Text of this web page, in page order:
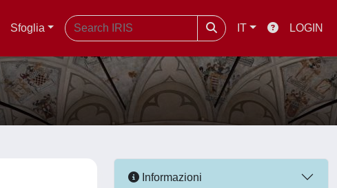
Sfoglia IT LOGIN
Informazioni